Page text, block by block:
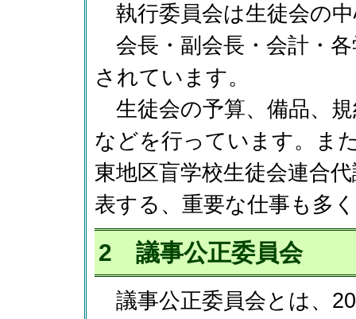
執行委員会は生徒会の
会長・副会長・会計・
されています。
生徒会の予算、備品、
などを行っています。ま
東地区盲学校生徒会連合
表する、重要な仕事も多
2 議事公正委員会
議事公正委員会とは、